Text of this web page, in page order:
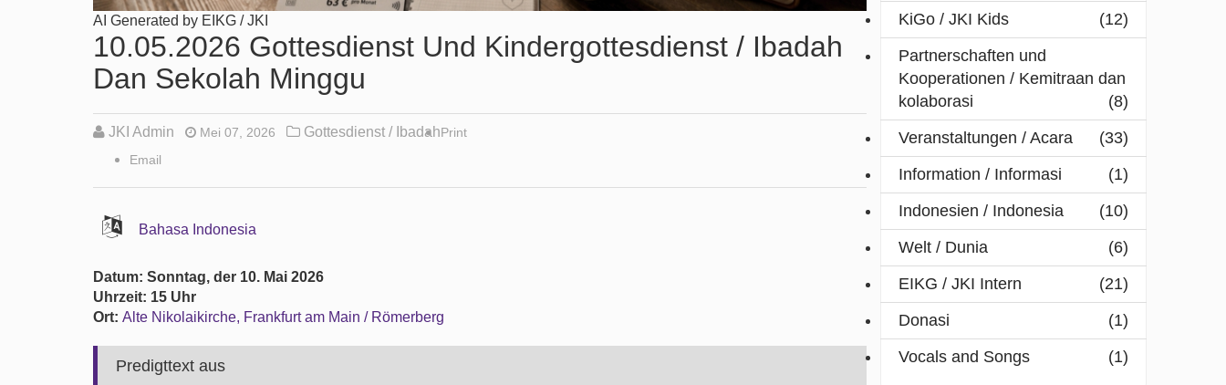
AI Generated by EIKG / JKI
10.05.2026 Gottesdienst Und Kindergottesdienst / Ibadah
Dan Sekolah Minggu
JKI Admin Mei 07, 2026 Gottesdienst / IbadahPrint
Email
Bahasa Indonesia
Datum: Sonntag, der 10. Mai 2026
Uhrzeit: 15 Uhr
Ort: Alte Nikolaikirche, Frankfurt am Main / Römerberg
Predigttext aus
KiGo / JKI Kids
(12)
Partnerschaften und
Kooperationen / Kemitraan dan
kolaborasi
(8)
Veranstaltungen / Acara
(33)
Information / Informasi
(1)
Indonesien / Indonesia
(10)
Welt / Dunia
(6)
EIKG / JKI Intern
(21)
Donasi
(1)
Vocals and Songs
(1)